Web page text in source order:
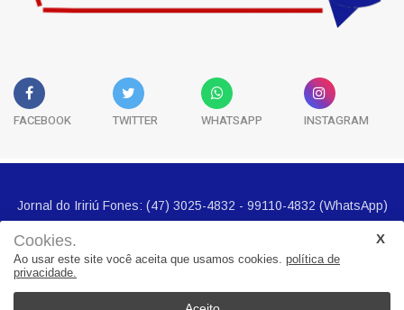
Cookies.
Ao usar este site você aceita que usamos cookies. política de
privacidade.
FACEBOOK TWITTER WHATSAPP INSTAGRAM
Jornal do Iririú Fones: (47) 3025-4832 - 99110-4832 (WhatsApp)
E-mail imprensa@jornalbairros.com.br